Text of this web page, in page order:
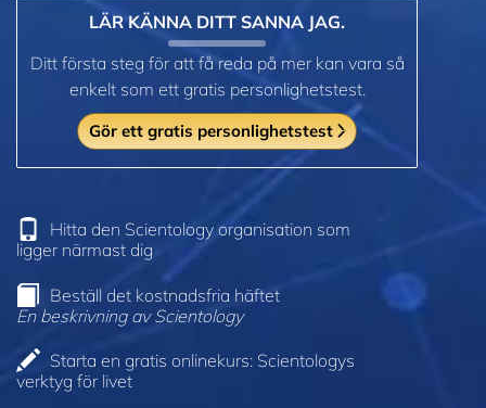
LÄR KÄNNA DITT SANNA JAG.
Ditt första steg för att få reda på mer kan vara så
enkelt som ett gratis personlighetstest.
Gör ett gratis personlighetstest
Hitta den Scientology organisation som
ligger närmast dig
Beställ det kostnadsfria häftet
En beskrivning av Scientology
Starta en gratis onlinekurs: Scientologys
verktyg för livet